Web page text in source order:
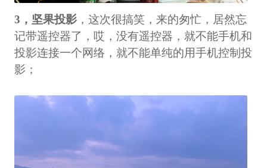
3，坚果投影，这次很搞笑，来的匆忙，居然忘
记带遥控器了，哎，没有遥控器，就不能手机和
投影连接一个网络，就不能单纯的用手机控制投
影；